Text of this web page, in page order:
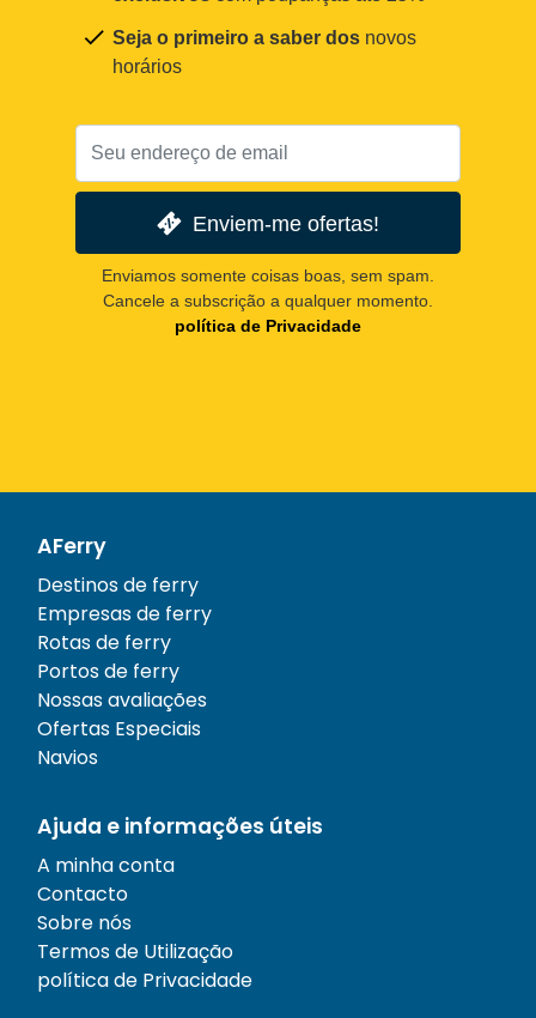
Seja o primeiro a saber dos novos
horários
Enviem-me ofertas!
Enviamos somente coisas boas, sem spam.
Cancele a subscrição a qualquer momento.
política de Privacidade
AFerry
Destinos de ferry
Empresas de ferry
Rotas de ferry
Portos de ferry
Nossas avaliações
Ofertas Especiais
Navios
Ajuda e informações úteis
A minha conta
Contacto
Sobre nós
Termos de Utilização
política de Privacidade